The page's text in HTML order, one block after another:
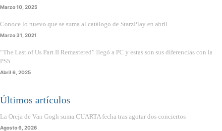
Marzo 10, 2025
Conoce lo nuevo que se suma al catálogo de StarzPlay en abril
Marzo 31, 2021
“The Last of Us Part II Remastered” llegó a PC y estas son sus diferencias con la
PS5
Abril 6, 2025
Últimos artículos
La Oreja de Van Gogh suma CUARTA fecha tras agotar dos conciertos
Agosto 6, 2026